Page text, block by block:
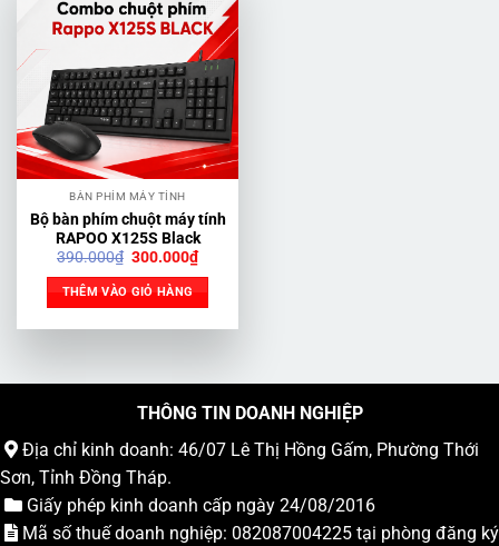
BÀN PHÍM MÁY TÍNH
Bộ bàn phím chuột máy tính
RAPOO X125S Black
390.000₫ Giá
là:
390.000₫.
300.000₫Giá
hiện
300.000₫.
THÊM VÀO GIỎ HÀNG
THÔNG TIN DOANH NGHIỆP
Địa chỉ kinh doanh: 46/07 Lê Thị Hồng Gấm, Phường Thới
Sơn, Tỉnh Đồng Tháp.
Giấy phép kinh doanh cấp ngày 24/08/2016
Mã số thuế doanh nghiệp: 082087004225 tại phòng đăng ký